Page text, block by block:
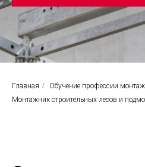
Главная / Обучение профессии
Монтажник строительных лесов и